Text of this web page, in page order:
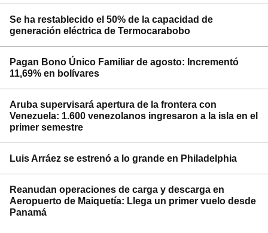
Se ha restablecido el 50% de la capacidad de
generación eléctrica de Termocarabobo
Pagan Bono Único Familiar de agosto: Incrementó
11,69% en bolívares
Aruba supervisará apertura de la frontera con
Venezuela: 1.600 venezolanos ingresaron a la isla en el
primer semestre
Luis Arráez se estrenó a lo grande en Philadelphia
Reanudan operaciones de carga y descarga en
Aeropuerto de Maiquetía: Llega un primer vuelo desde
Panamá